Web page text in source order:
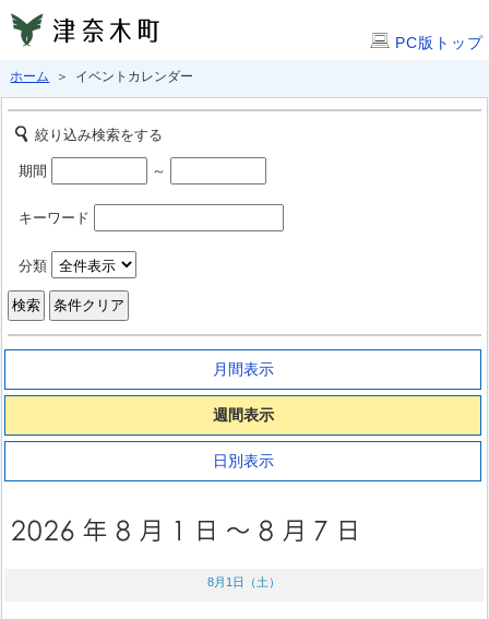
PC版トップ
ホーム ＞ イベントカレンダー
絞り込み検索をする
期間 ～
キーワード
分類
月間表示
週間表示
日別表示
8月1日（土）